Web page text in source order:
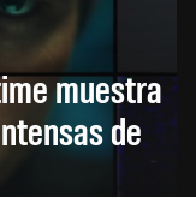
muestra
de